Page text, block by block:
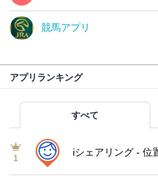
競馬アプリ
アプリランキング
すべて
1
iシェアリング - 位